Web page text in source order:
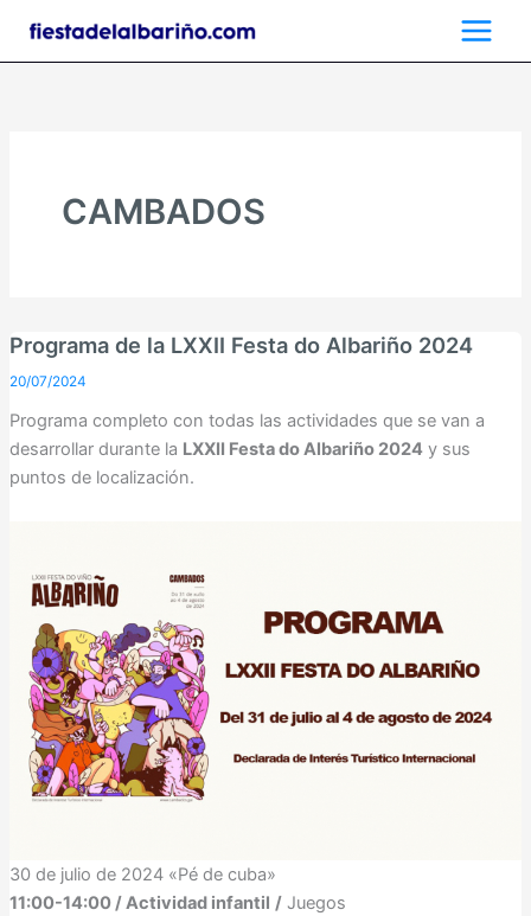
contenido
CAMBADOS
Programa de la LXXII Festa do Albariño 2024
20/07/2024
Programa completo con todas las actividades que se van a
desarrollar durante la LXXII Festa do Albariño 2024y sus
puntos de localización.
30 de julio de 2024 «Pé de cuba»
11:00-14:00 / Actividad infantil /Juegos